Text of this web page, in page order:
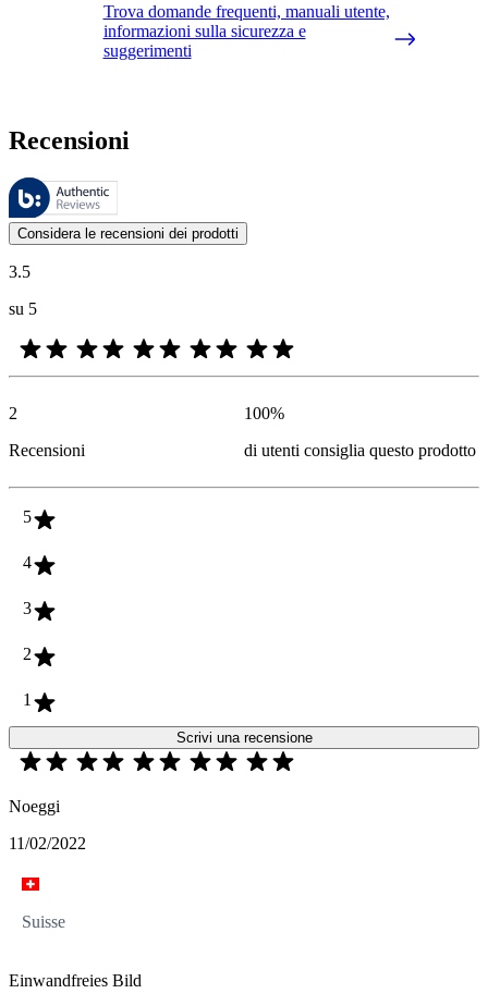
Trova domande frequenti, manuali utente,
informazioni sulla sicurezza e
suggerimenti
Recensioni
Queste recensioni sono gestite da Bazaarvoice e sono conformi
Le valutazioni dei prodotti e le classificazioni in stelle da parte degli
Considera le recensioni dei prodotti
3.5
su 5
2
Recensioni
100%
di utenti consiglia questo prodotto
5
4
3
2
1
Scrivi una recensione
Noeggi
11/02/2022
Suisse
Einwandfreies Bild